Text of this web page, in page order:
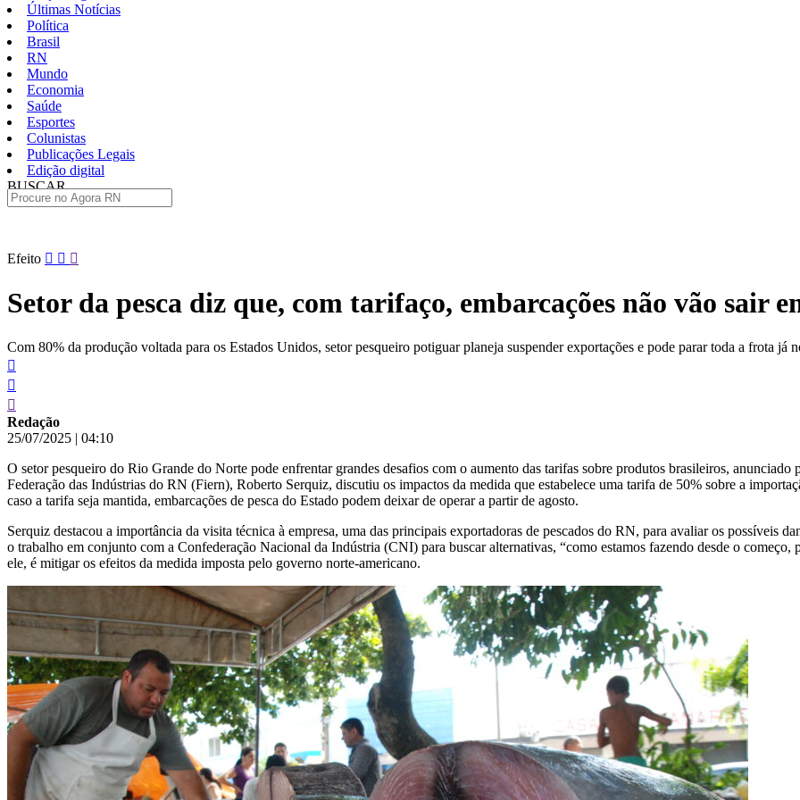
Últimas Notícias
Política
Brasil
RN
Mundo
Economia
Saúde
Esportes
Colunistas
Publicações Legais
Edição digital
BUSCAR
Pular
conteúdo
Efeito
Setor da pesca diz que, com tarifaço, embarcações não vão sair
Com 80% da produção voltada para os Estados Unidos, setor pesqueiro potiguar planeja suspender exportações e pode parar toda a frota já
Redação
25/07/2025 | 04:10
O setor pesqueiro do Rio Grande do Norte pode enfrentar grandes desafios com o aumento das tarifas sobre produtos brasileiros,
Federação das Indústrias do RN (Fiern), Roberto Serquiz, discutiu os impactos da medida que estabelece uma tarifa de 50% sobre a
caso a tarifa seja mantida, embarcações de pesca do Estado podem deixar de operar a partir de agosto.
Serquiz destacou a importância da visita técnica à empresa, uma das principais exportadoras de pescados do RN, para avaliar os possíveis
o trabalho em conjunto com a Confederação Nacional da Indústria (CNI) para buscar alternativas, “como estamos fazendo desde o
ele, é mitigar os efeitos da medida imposta pelo governo norte-americano.